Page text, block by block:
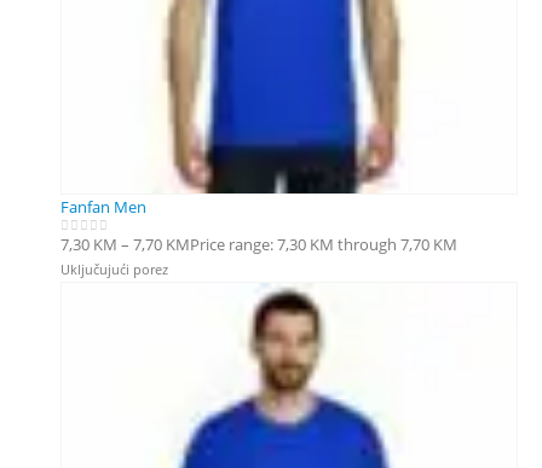
Fanfan Men
0out of 5
7,30 KM – 7,70 KMPrice range: 7,30 KM through 7,70 KM
Uključujući porez